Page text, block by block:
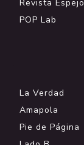
Revista Espejo
POP Lab
La Verdad
Amapola
Pie de Página